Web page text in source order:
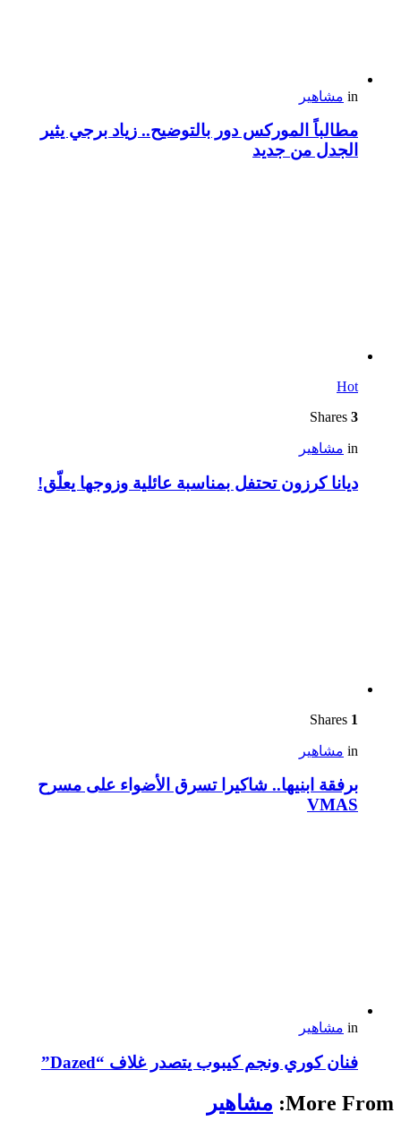
in مشاهير
مطالباً الموركس دور بالتوضيح.. زياد برجي يثير
الجدل من جديد
Hot
3
in مشاهير
ديانا كرزون تحتفل بمناسبة عائلية وزوجها يعلّق!
1
in مشاهير
برفقة ابنيها.. شاكيرا تسرق الأضواء على مسرح
VMAS
in مشاهير
فنان كوري ونجم كيبوب يتصدر غلاف “Dazed”
More From: مشاهير